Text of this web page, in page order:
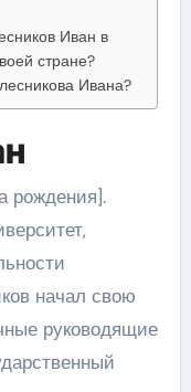
Иван в
стране?
Ивана?
рождения].
начал свою
руководящие